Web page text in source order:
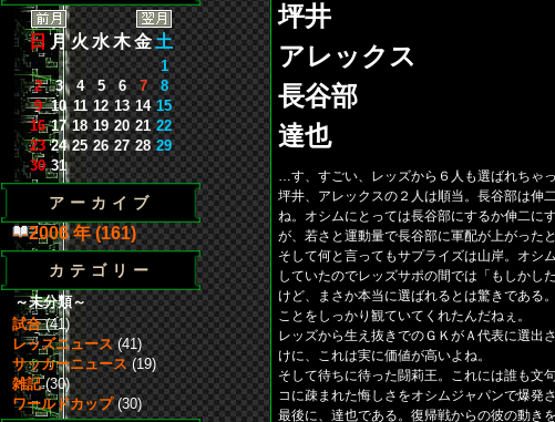
日 月火 水木金土
1
2
3 4 5 6 7
8
9 10 11 12 13 14 15
16 17 18 19 20 21 22
23 24 25 26 27 28 29
30 31
アーカイブ
2006 年 (161)
カテゴリー
～未分類～
試合(41)
レッズニュース(41)
サッカーニュース(19)
雑記(30)
ワールドカップ(30)
坪井
アレックス
長谷部
達也
…す、すごい、レッズから６人も選ばれちゃっ
坪井、アレックスの２人は順当。長谷部は伸
ね。オシムにとっては長谷部にするか伸二に
が、若さと運動量で長谷部に軍配が上がった
そして何と言ってもサプライズは山岸。オシ
していたのでレッズサポの間では「もしかし
けど、まさか本当に選ばれるとは驚きである
ことをしっかり観ていてくれたんだねぇ。
レッズから生え抜きでのＧＫがＡ代表に選出
けに、これは実に価値が高いよね。
そして待ちに待った闘莉王。これには誰も文
コに疎まれた悔しさをオシムジャパンで爆発
最後に、達也である。復帰戦からの彼の動き